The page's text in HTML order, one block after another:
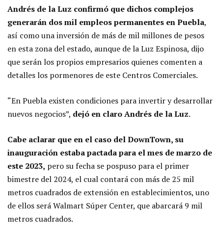
Andrés de la Luz confirmó que dichos complejos
generarán dos mil empleos permanentes en Puebla,
así como una inversión de más de mil millones de pesos
en esta zona del estado, aunque de la Luz Espinosa, dijo
que serán los propios empresarios quienes comenten a
detalles los pormenores de este Centros Comerciales.
“En Puebla existen condiciones para invertir y desarrollar
nuevos negocios”, dejó en claro Andrés de la Luz.
Cabe aclarar que en el caso del DownTown, su
inauguración estaba pactada para el mes de marzo de
este 2023, pero su fecha se pospuso para el primer
bimestre del 2024, el cual contará con más de 25 mil
metros cuadrados de extensión en establecimientos, uno
de ellos será Walmart Súper Center, que abarcará 9 mil
metros cuadrados.